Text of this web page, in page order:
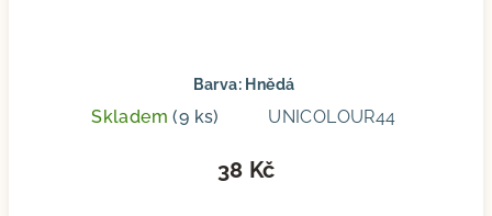
Barva: Hnědá
Skladem(9 ks) UNICOLOUR44
38 Kč